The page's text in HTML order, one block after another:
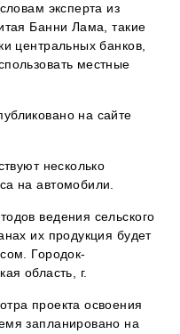
эксперта из
Банни Лама, такие
центральных банков,
местные
на сайте
несколько
на автомобили.
ведения сельского
их продукция будет
Городок-
область, г.
проекта освоения
запланировано на